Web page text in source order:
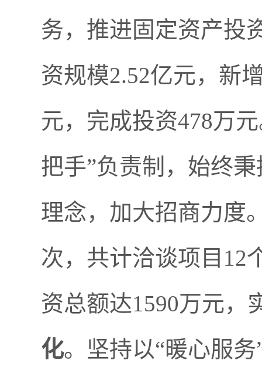
务，推进固定资产投
资规模2.52亿元，新
元，完成投资478万
把手”负责制，始终
理念，加大招商力度
次，共计洽谈项目 12
资总额达1590万元，
化。坚持以“暖心服务